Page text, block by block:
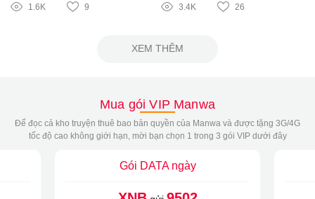
1.6K 9 3.4K 26
XEM THÊM
Mua gói VIP Manwa
Để đọc cả kho truyện thuê bao bản quyền của Manwa và được tặng 3G/4G
tốc độ cao không giới hạn, mời bạn chọn 1 trong 3 gói VIP dưới đây
Gói DATA ngày